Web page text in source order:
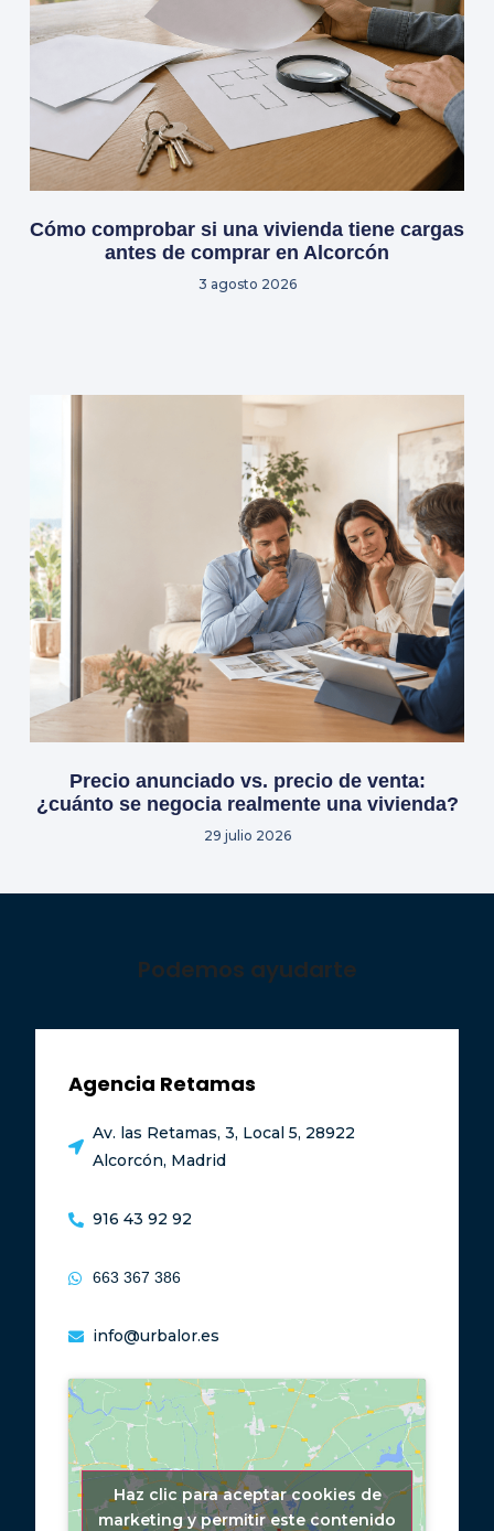
Cómo comprobar si una vivienda tiene cargas
antes de comprar en Alcorcón
3 agosto 2026
Precio anunciado vs. precio de venta:
¿cuánto se negocia realmente una vivienda?
29 julio 2026
Podemos ayudarte
Agencia Retamas
Av. las Retamas, 3, Local 5, 28922
Alcorcón, Madrid
916 43 92 92
663 367 386
info@urbalor.es
Haz clic para aceptar cookies de
marketing y permitir este contenido